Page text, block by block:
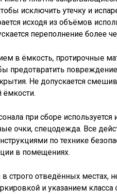
исключить утечку и
исходя из объёмов
переполнение более
в ёмкость, протирочные
предотвратить
Не допускается
ёмкости.
при сборе
очки, спецодежда. Все
по технике
в помещениях.
строго отведённых местах,
и указанием